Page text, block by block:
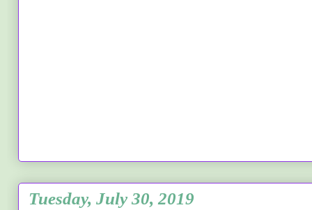
Tuesday, July 30, 2019